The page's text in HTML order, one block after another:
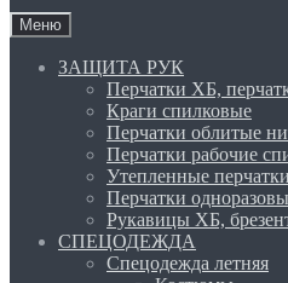
Меню
ЗАЩИТА РУК
Перчатки ХБ,
Краги спилковые
Перчатки облитые
Перчатки рабочие
Утепленные
Перчатки
Рукавицы ХБ,
СПЕЦОДЕЖДА
Спецодежда летняя